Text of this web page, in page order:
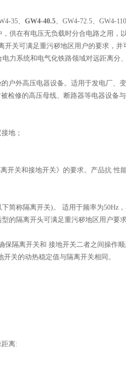
35、 GW4-40.5、GW4-72.5、GW4-
供在有电压无负载时分合电路之用，
关可满足重污秽地区用户的要求，
力系统和电气化铁路领域对远距离分
外高压电器设备。适用于发电厂、
检修的高压母线、断路器等电器设备
地；
关和接地开关》的要求。产品抗 性
称隔离开关)。 适用于频率为50Hz，
的隔离开头可满足重污秽地区用户要
隔离开关和 接地开关二者之间操作顺
关的动热稳定值与隔离开关相同。
离: